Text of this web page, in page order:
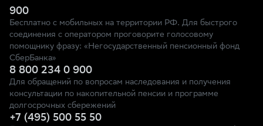
900
Бесплатно с мобильных на территории РФ. Для быстрого
соединения с оператором проговорите голосовому
помощнику фразу: «Негосударственный пенсионный фонд
СберБанка»
8 800 234 0 900
Для обращений по вопросам наследования и получения
консультации по накопительной пенсии и программе
долгосрочных сбережений
+7 (495) 500 55 50